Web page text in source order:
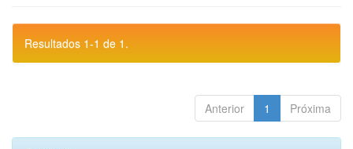
Resultados 1-1 de 1.
Anterior 1 Próxima